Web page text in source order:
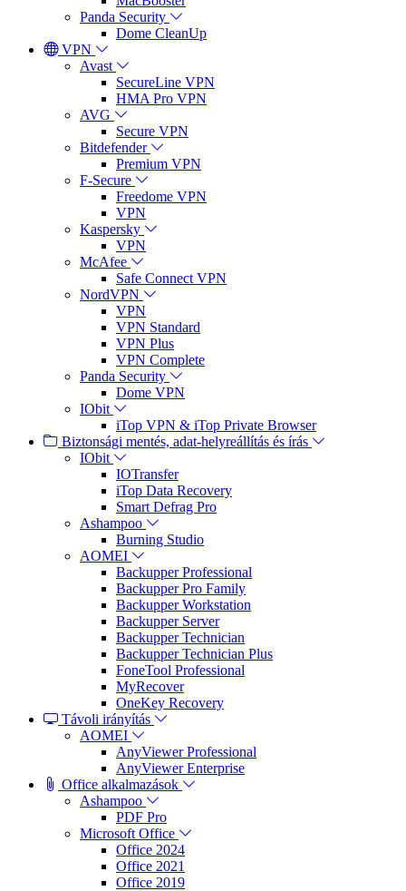
Panda Security
Dome CleanUp
VPN
Avast
SecureLine VPN
HMA Pro VPN
AVG
Secure VPN
Bitdefender
Premium VPN
F-Secure
Freedome VPN
VPN
Kaspersky
VPN
McAfee
Safe Connect VPN
NordVPN
VPN
VPN Standard
VPN Plus
VPN Complete
Panda Security
Dome VPN
IObit
iTop VPN & iTop Private Browser
Biztonsági mentés, adat-helyreállítás és írás
IObit
IOTransfer
iTop Data Recovery
Smart Defrag Pro
Ashampoo
Burning Studio
AOMEI
Backupper Professional
Backupper Pro Family
Backupper Workstation
Backupper Server
Backupper Technician
Backupper Technician Plus
FoneTool Professional
MyRecover
OneKey Recovery
Távoli irányítás
AOMEI
AnyViewer Professional
AnyViewer Enterprise
Office alkalmazások
Ashampoo
PDF Pro
Microsoft Office
Office 2024
Office 2021
Office 2019